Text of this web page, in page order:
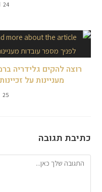
24 במרץ 2025
רוצה להקים גלידריה
מעניינות על
25 במרץ 2025
כתיבת תגובה